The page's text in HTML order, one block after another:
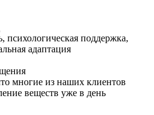
поддержка,
адаптация
многие из наших клиентов
веществ уже в день